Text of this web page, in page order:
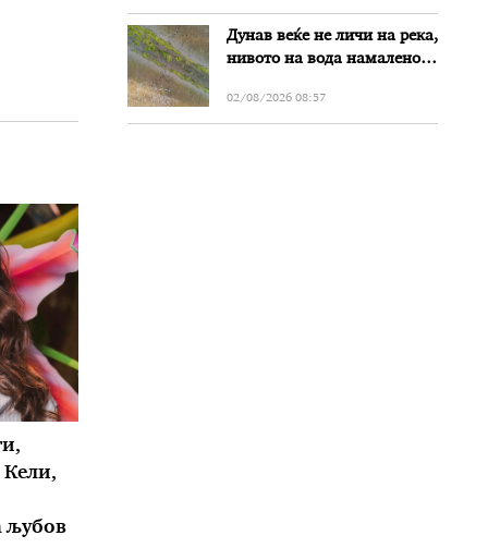
Кели,
љубов
Дунав веќе не личи на река,
нивото на вода намалено
Бугарија
02/08/2026 08:57